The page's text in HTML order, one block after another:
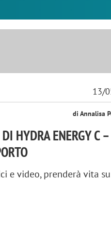
13/
di Annalisa
HYDRA ENERGY C –
e video, prenderà vita su